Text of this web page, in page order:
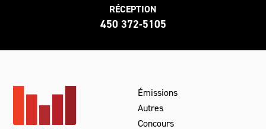
RÉCEPTION
450 372-5105
Émissions
Autres
Concours